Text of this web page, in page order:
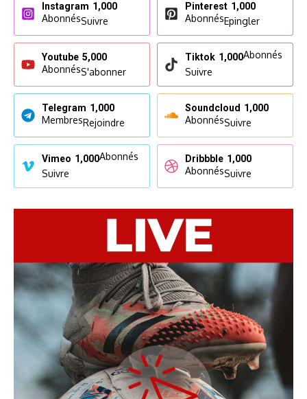
Instagram 1,000
AbonnésSuivre
Pinterest 1,000
AbonnésEpingler
Youtube 5,000
AbonnésS'abonner
Tiktok 1,000Abonnés
Suivre
Telegram 1,000
MembresRejoindre
Soundcloud 1,000
AbonnésSuivre
Vimeo 1,000Abonnés
Suivre
Dribbble 1,000
AbonnésSuivre